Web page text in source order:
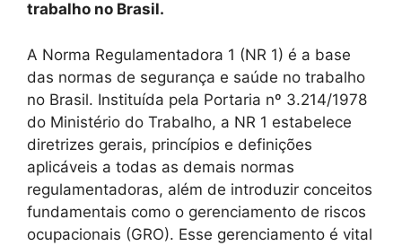
trabalho no Brasil.
A Norma Regulamentadora 1 (NR 1) é a base
das normas de segurança e saúde no trabalho
no Brasil. Instituída pela Portaria nº 3.214/1978
do Ministério do Trabalho, a NR 1 estabelece
diretrizes gerais, princípios e definições
aplicáveis a todas as demais normas
regulamentadoras, além de introduzir conceitos
fundamentais como o gerenciamento de riscos
ocupacionais (GRO). Esse gerenciamento é vital